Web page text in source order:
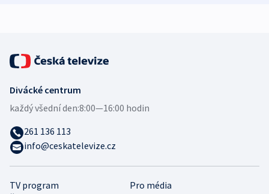
TV program
Pro média
Divácké centrum
každý všední den:8:00—16:00 hodin
261 136 113
info@ceskatelevize.cz